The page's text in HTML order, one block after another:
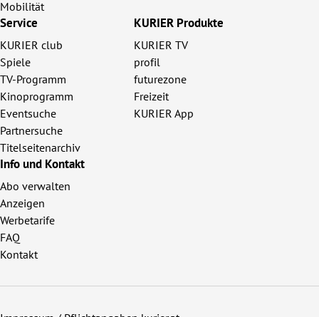
Mobilität
Service
KURIER club
Spiele
TV-Programm
Kinoprogramm
Eventsuche
Partnersuche
Titelseitenarchiv
KURIER Produkte
KURIER TV
profil
futurezone
Freizeit
KURIER App
Info und Kontakt
Abo verwalten
Anzeigen
Werbetarife
FAQ
Kontakt